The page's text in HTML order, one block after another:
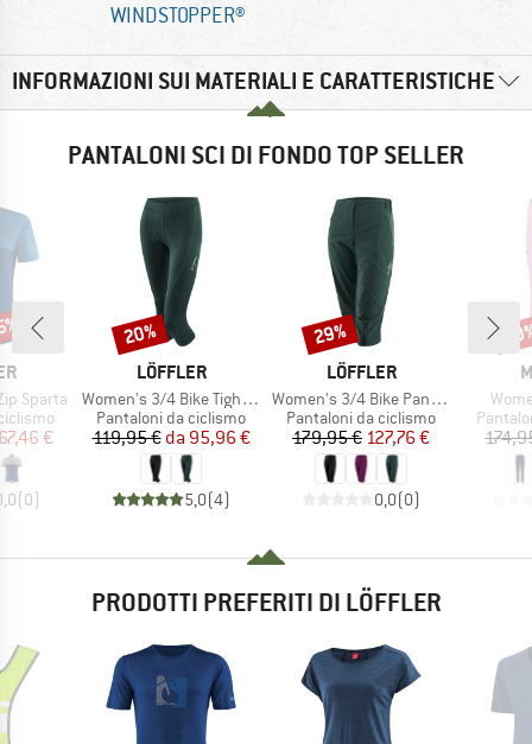
WINDSTOPPER®
INFORMAZIONI SUI MATERIALI E CARATTERISTICHE
PANTALONI SCI DI FONDO TOP SELLER
Sparta
ridotto
€
(0)
MARCHIO
LÖFFLER
Articolo
Women's 3/4 Bike Tights Tour II
Gruppo di prodotti
Pantaloni da ciclismo
Prezzo
119,95 € Prezzo ridotto
da 95,96 €
5,0(4)
Sconto
20%
MARCHIO
LÖFFLER
Articolo
Women's 3/4 Bike Pants CSL
Gruppo di prodotti
Pantaloni da ciclismo
Prezzo
179,95 €Prezzo ridotto
127,76 €
0,0(0)
Sconto
29%
PRODOTTI PREFERITI DI LÖFFLER